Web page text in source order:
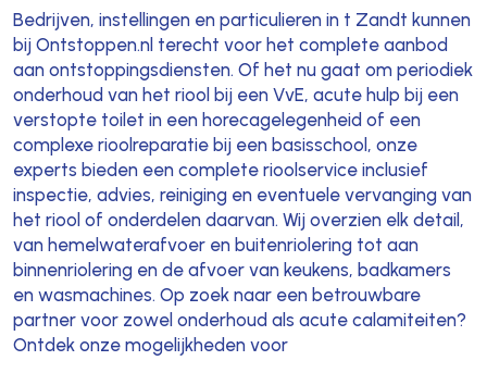
Bedrijven, instellingen en particulieren in t Zandt kunnen
bij Ontstoppen.nl terecht voor het complete aanbod
aan ontstoppingsdiensten. Of het nu gaat om periodiek
onderhoud van het riool bij een VvE, acute hulp bij een
verstopte toilet in een horecagelegenheid of een
complexe rioolreparatie bij een basisschool, onze
experts bieden een complete rioolservice inclusief
inspectie, advies, reiniging en eventuele vervanging van
het riool of onderdelen daarvan. Wij overzien elk detail,
van hemelwaterafvoer en buitenriolering tot aan
binnenriolering en de afvoer van keukens, badkamers
en wasmachines. Op zoek naar een betrouwbare
partner voor zowel onderhoud als acute calamiteiten?
Ontdek onze mogelijkheden voor